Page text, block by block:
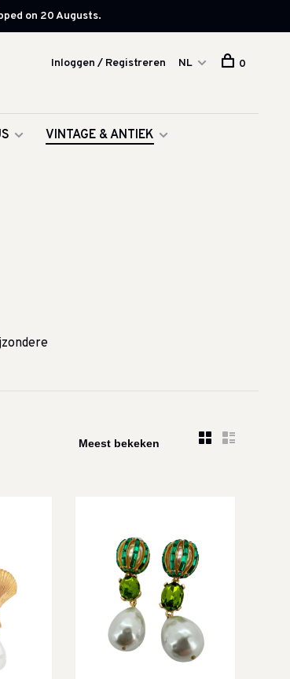
on 20 Augusts.
VINTAGE & ANTIEK
Inloggen / Registreren NL 0